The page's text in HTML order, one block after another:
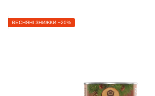
ВЕСНЯНІ ЗНИЖКИ −20%